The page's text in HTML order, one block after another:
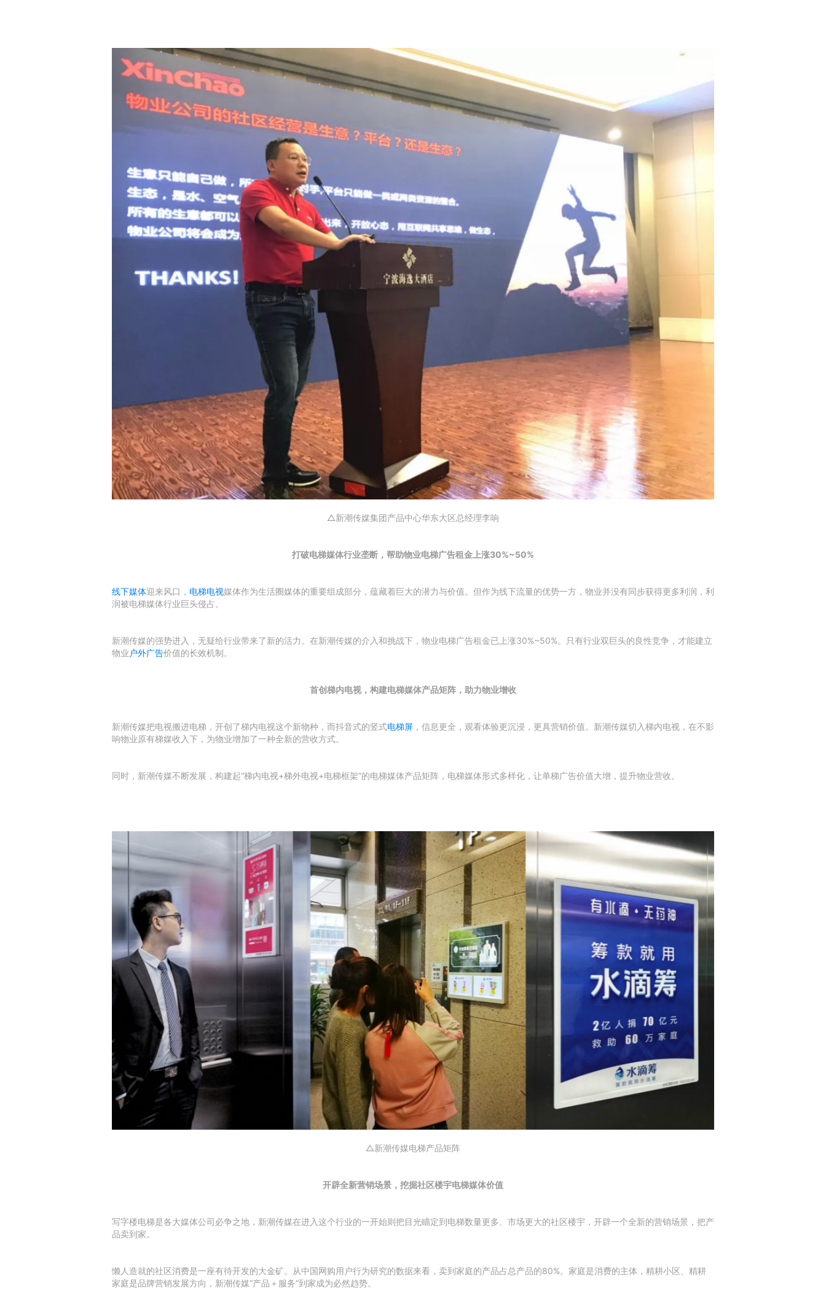
△新潮传媒集团产品中心华东大区总经理李响
打破电梯媒体行业垄断， 帮助物业电梯广告租金上涨30%~50%
线下媒体迎来风口， 电梯电视媒体作为生活圈媒体的重要组成部分，蕴藏着巨大的潜力与价值。但作为线下流量的优势一方，物业并没有同步获得更多利润，利
润被电梯媒体行业巨头侵占。
新潮传媒的强势进入，无疑给行业带来了新的活力。在新潮传媒的介入和挑战下，物业电梯广告租金已上涨30%~50%。只有行业双巨头的良性竞争，才能建立
物业 户外广告价值的长效机制。
首创梯内电视， 构建电梯媒体产品矩阵， 助力物业增收
新潮传媒把电视搬进电梯，开创了梯内电视这个新物种，而抖音式的竖式电梯屏 ，信息更全，观看体验更沉浸，更具营销价值。新潮传媒切入梯内电视，在不影
响物业原有梯媒收入下，为物业增加了一种全新的营收方式。
同时，新潮传媒不断发展，构建起“梯内电视+梯外电视+电梯框架”的电梯媒体产品矩阵，电梯媒体形式多样化，让单梯广告价值大增，提升物业营收。
△新潮传媒电梯产品矩阵
开辟全新营销场景， 挖掘社区楼宇电梯媒体价值
写字楼电梯是各大媒体公司必争之地，新潮传媒在进入这个行业的一开始则把目光瞄定到电梯数量更多、市场更大的社区楼宇，开辟一个全新的营销场景，把产
品卖到家。
懒人造就的社区消费是一座有待开发的大金矿。从中国网购用户行为研究的数据来看，卖到家庭的产品占总产品的80%。家庭是消费的主体，精耕小区、精耕
家庭是品牌营销发展方向，新潮传媒“产品＋服务”到家成为必然趋势。